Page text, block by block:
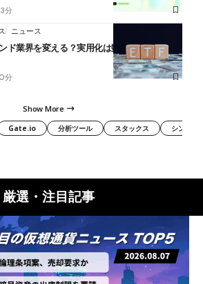
分
ニュース
ド業界を変える？実用化は数年先＝JPモルガ
分
Show More
Gate.io 分析ツール スタックス シンボル
厳選・注目記事